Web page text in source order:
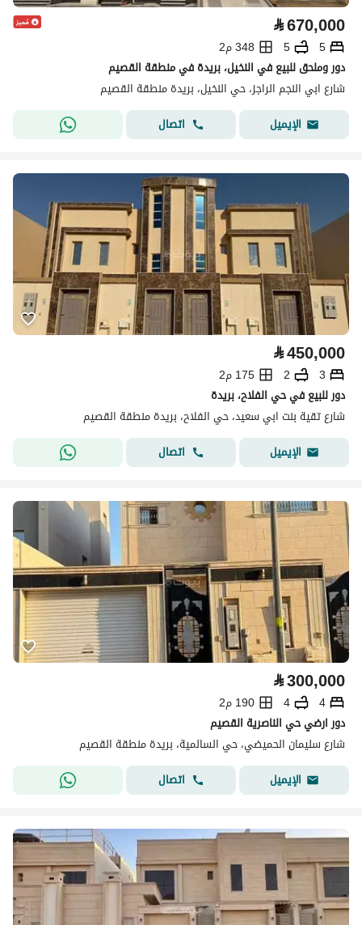
⃁670,000
5
5
348 م2
دور وملحق للبيع في النخيل، بريدة في منطقة القصيم
شارع ابي النجم الراجز، حي النخيل، بريدة منطقة القصيم
الإيميل
اتصال
⃁450,000
3
2
175 م2
دور للبيع في حي الفلاح، بريدة
شارع تقية بنت ابي سعيد، حي الفلاح، بريدة منطقة القصيم
الإيميل
اتصال
⃁300,000
4
4
190 م2
دور ارضي حي الناصرية القصيم
شارع سليمان الحميضي، حي السالمية، بريدة منطقة القصيم
الإيميل
اتصال